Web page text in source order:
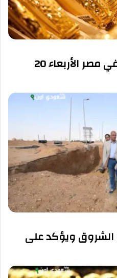
سعر جرام الذهب اليوم في مصر الأربعاء 20
الشروق ويؤكد على